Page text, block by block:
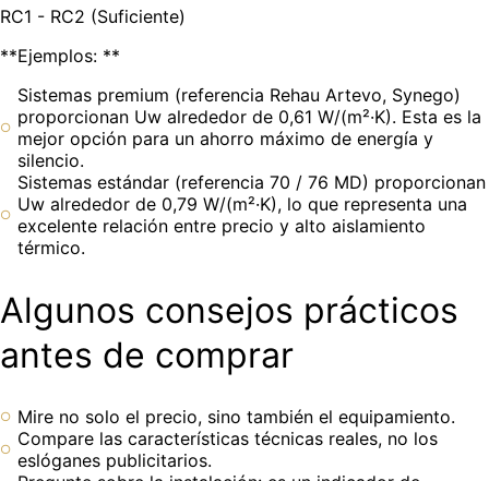
RC1 - RC2 (Suficiente)
**Ejemplos: **
Sistemas premium (referencia Rehau Artevo, Synego)
proporcionan Uw alrededor de 0,61 W/(m²·K). Esta es la
mejor opción para un ahorro máximo de energía y
silencio.
Sistemas estándar (referencia 70 / 76 MD) proporcionan
Uw alrededor de 0,79 W/(m²·K), lo que representa una
excelente relación entre precio y alto aislamiento
térmico.
Algunos consejos prácticos
antes de comprar
Mire no solo el precio, sino también el equipamiento.
Compare las características técnicas reales, no los
eslóganes publicitarios.